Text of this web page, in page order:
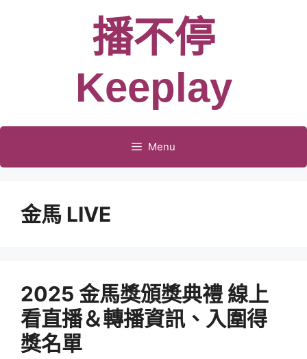
播不停
Keeplay
Menu
金馬 LIVE
2025 金馬獎頒獎典禮 線上
看直播＆轉播資訊、入圍得
獎名單